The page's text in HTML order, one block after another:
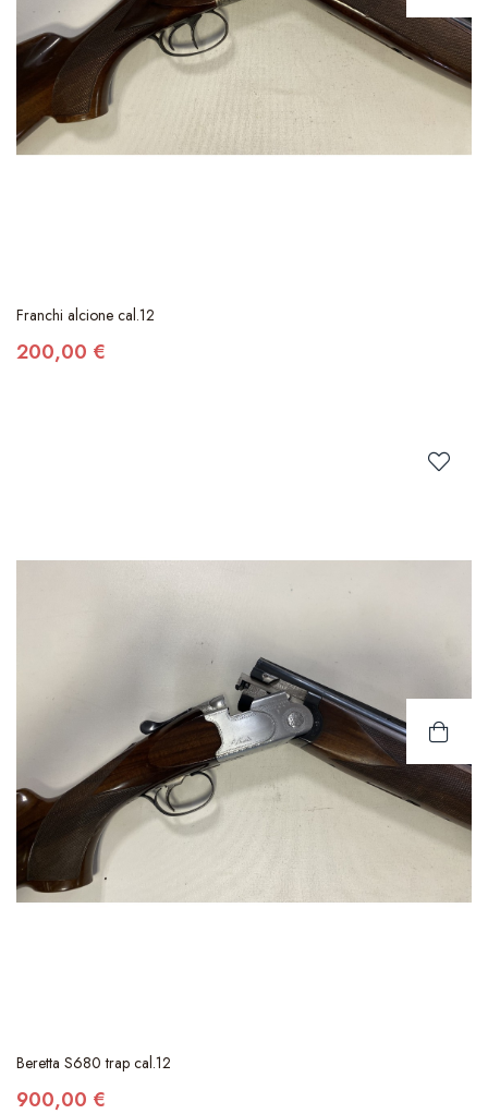
Franchi alcione cal.12
200,00 €
Beretta S680 trap cal.12
900,00 €